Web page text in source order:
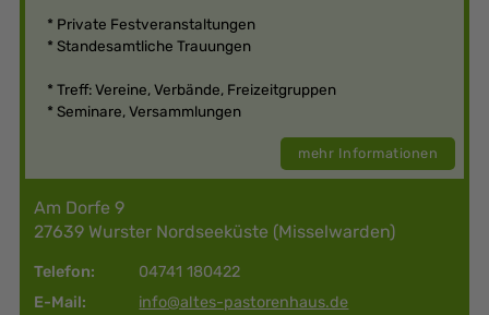
* Private Festveranstaltungen
* Standesamtliche Trauungen
* Treff: Vereine, Verbände, Freizeitgruppen
* Seminare, Versammlungen
mehr Informationen
Am Dorfe 9
27639 Wurster Nordseeküste (Misselwarden)
Telefon:
04741 180422
E-Mail:
info@altes-pastorenhaus.de